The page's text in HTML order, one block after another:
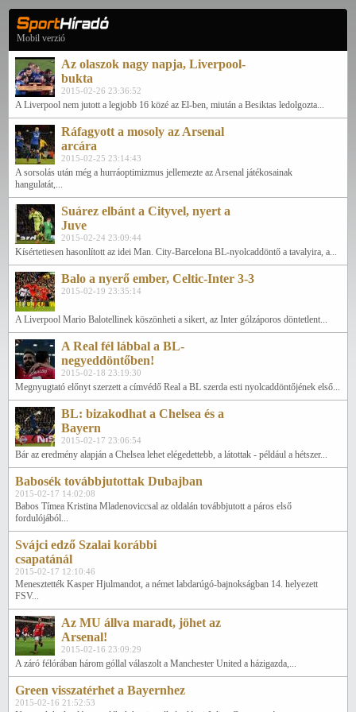
Mobil verzió
Az olaszok nagy napja, Liverpool-
bukta
2015-02-26 23:36:52
A Liverpool nem jutott a legjobb 16 közé az El-ben, miután a Besiktas ledolgozta...
Ráfagyott a mosoly az Arsenal
arcára
2015-02-25 23:14:43
A sorsolás után még a hurráoptimizmus jellemezte az Arsenal játékosainak
hangulatát,...
Suárez elbánt a Cityvel, nyert a
Juve
2015-02-24 23:09:44
Kísértetiesen hasonlított az idei Man. City-Barcelona BL-nyolcaddöntő a tavalyira, a...
Balo a nyerő ember, Celtic-Inter 3-3
2015-02-19 23:35:14
A Liverpool Mario Balotellinek köszönheti a sikert, az Inter gólzáporos döntetlent...
A Real fél lábbal a BL-
negyeddöntőben!
2015-02-18 23:19:30
Megnyugtató előnyt szerzett a címvédő Real a BL szerda esti nyolcaddöntőjének első...
BL: bizakodhat a Chelsea és a
Bayern
2015-02-17 23:06:54
Bár az eredmény alapján a Chelsea lehet elégedettebb, a látottak - például a hétszer...
Babosék továbbjutottak Dubajban
2015-02-17 14:02:08
Babos Tímea Kristina Mladenoviccsal az oldalán továbbjutott a páros első
fordulójából...
Svájci edző Szalai korábbi
csapatánál
2015-02-17 12:10:46
Menesztették Kasper Hjulmandot, a német labdarúgó-bajnokságban 14. helyezett
FSV...
Az MU állva maradt, jöhet az
Arsenal!
2015-02-16 23:09:29
A záró félórában három góllal válaszolt a Manchester United a házigazda,...
Green visszatérhet a Bayernhez
2015-02-16 21:52:53